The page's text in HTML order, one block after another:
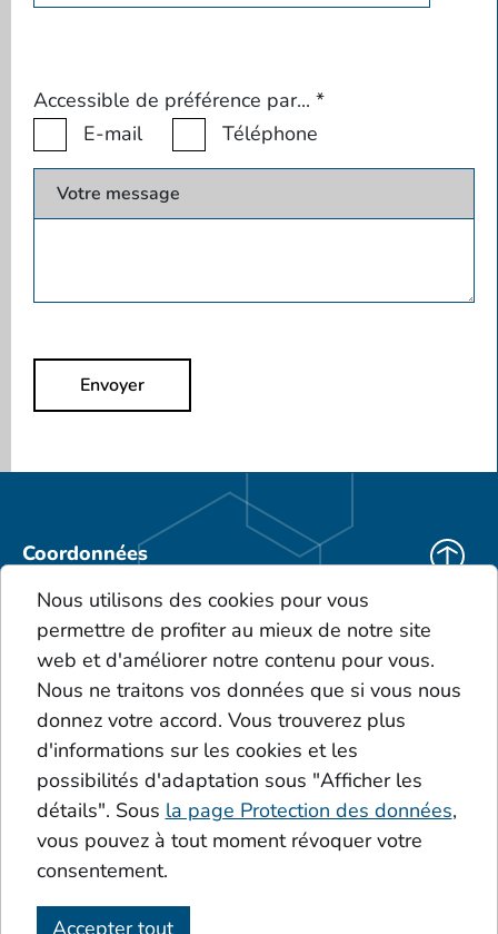
Accessible de préférence par... *
E-mail
Téléphone
Votre message
Envoyer
Coordonnées
KEBO Polska
Téléchargements
CGV
Le portefeuille de produits
Glossaire
Dépôts
Acides
Additive
Le cercle de Sinner
Nous utilisons des cookies pour vous
permettre de profiter au mieux de notre site
web et d'améliorer notre contenu pour vous.
Nous ne traitons vos données que si vous nous
donnez votre accord. Vous trouverez plus
d'informations sur les cookies et les
possibilités d'adaptation sous "Afficher les
détails". Sous la page Protection des données,
vous pouvez à tout moment révoquer votre
consentement.